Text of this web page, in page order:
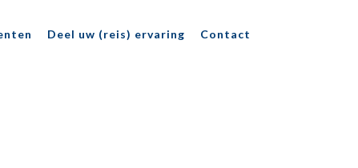
Deel uw (reis) ervaring Contact